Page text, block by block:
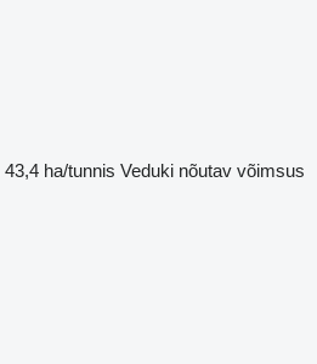
43,4 ha/tunnis Veduki nõutav võimsus